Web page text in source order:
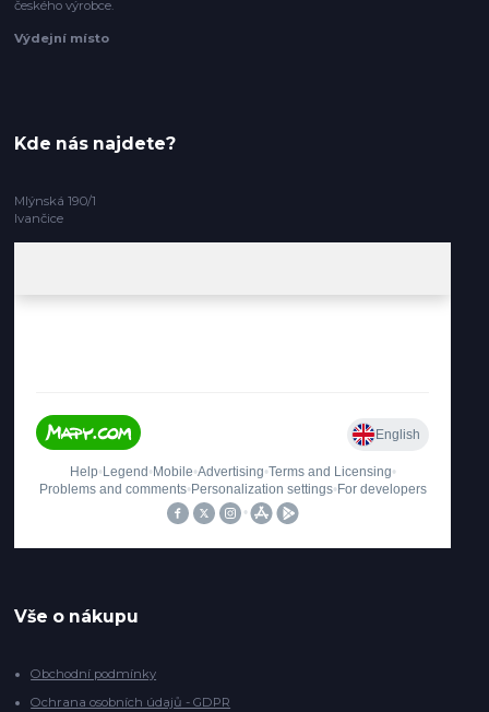
českého výrobce.
Výdejní místo
Kde nás najdete?
Mlýnská 190/1
Ivančice
Vše o nákupu
Obchodní podmínky
Ochrana osobních údajů - GDPR